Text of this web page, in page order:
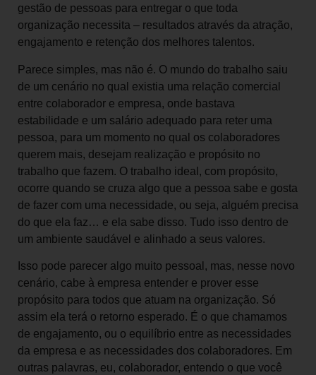
gestão de pessoas para entregar o que toda
organização necessita – resultados através da atração,
engajamento e retenção dos melhores talentos.
Parece simples, mas não é. O mundo do trabalho saiu
de um cenário no qual existia uma relação comercial
entre colaborador e empresa, onde bastava
estabilidade e um salário adequado para reter uma
pessoa, para um momento no qual os colaboradores
querem mais, desejam realização e propósito no
trabalho que fazem. O trabalho ideal, com propósito,
ocorre quando se cruza algo que a pessoa sabe e gosta
de fazer com uma necessidade, ou seja, alguém precisa
do que ela faz… e ela sabe disso. Tudo isso dentro de
um ambiente saudável e alinhado a seus valores.
Isso pode parecer algo muito pessoal, mas, nesse novo
cenário, cabe à empresa entender e prover esse
propósito para todos que atuam na organização. Só
assim ela terá o retorno esperado. É o que chamamos
de engajamento, ou o equilíbrio entre as necessidades
da empresa e as necessidades dos colaboradores. Em
outras palavras, eu, colaborador, entendo o que você